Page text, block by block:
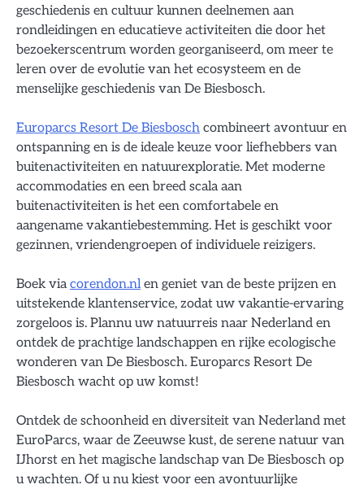
geschiedenis en cultuur kunnen deelnemen aan
rondleidingen en educatieve activiteiten die door het
bezoekerscentrum worden georganiseerd, om meer te
leren over de evolutie van het ecosysteem en de
menselijke geschiedenis van De Biesbosch.
Europarcs Resort De Biesbosch combineert avontuur en
ontspanning en is de ideale keuze voor liefhebbers van
buitenactiviteiten en natuurexploratie. Met moderne
accommodaties en een breed scala aan
buitenactiviteiten is het een comfortabele en
aangename vakantiebestemming. Het is geschikt voor
gezinnen, vriendengroepen of individuele reizigers.
Boek viacorendon.nlen geniet van de beste prijzen en
uitstekende klantenservice, zodat uw vakantie-ervaring
zorgeloos is. Plannu uw natuurreis naar Nederland en
ontdek de prachtige landschappen en rijke ecologische
wonderen van De Biesbosch. Europarcs Resort De
Biesbosch wacht op uw komst!
Ontdek de schoonheid en diversiteit van Nederland met
EuroParcs, waar de Zeeuwse kust, de serene natuur van
IJhorst en het magische landschap van De Biesbosch op
u wachten. Of u nu kiest voor een avontuurlijke